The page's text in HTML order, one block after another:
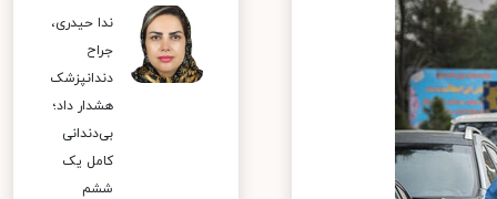
ندا حیدری،
جراح
دندانپزشک
هشدار داد؛
بی‌دندانی
کامل یک
ششم